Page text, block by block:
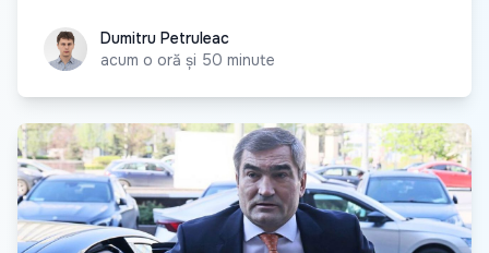
Dumitru Petruleac
Dumitru Petruleac
acum o oră și 50 minute